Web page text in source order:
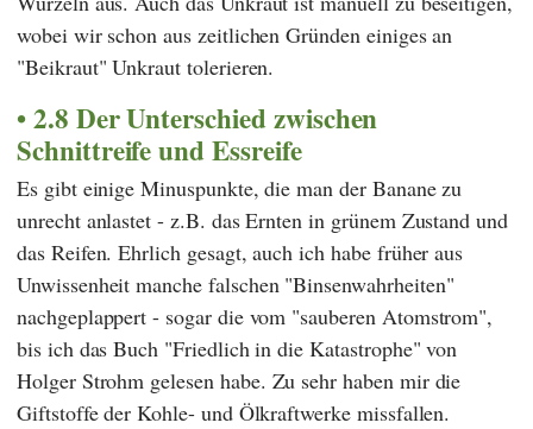
wobei wir schon aus zeitlichen Gründen einiges an
"Beikraut" Unkraut tolerieren.
2.8 Der Unterschied zwischen
Schnittreife und Essreife
Es gibt einige Minuspunkte, die man der Banane zu
unrecht anlastet - z.B. das Ernten in grünem Zustand und
das Reifen. Ehrlich gesagt, auch ich habe früher aus
Unwissenheit manche falschen "Binsen­wahrheiten"
nachgeplappert - sogar die vom "sauberen Atomstrom",
bis ich das Buch "Friedlich in die Katastrophe" von
Holger Strohm gelesen habe. Zu sehr haben mir die
Giftstoffe der Kohle- und Ölkraftwerke missfallen.